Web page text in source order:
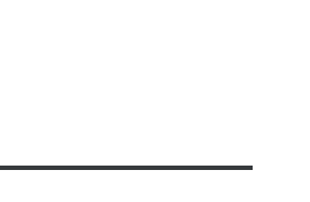
연구실 안전관리 규정